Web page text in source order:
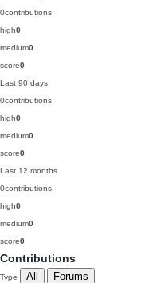
0contributions
high0
medium0
score0
Last 90 days
0contributions
high0
medium0
score0
Last 12 months
0contributions
high0
medium0
score0
Contributions
Type All Forums